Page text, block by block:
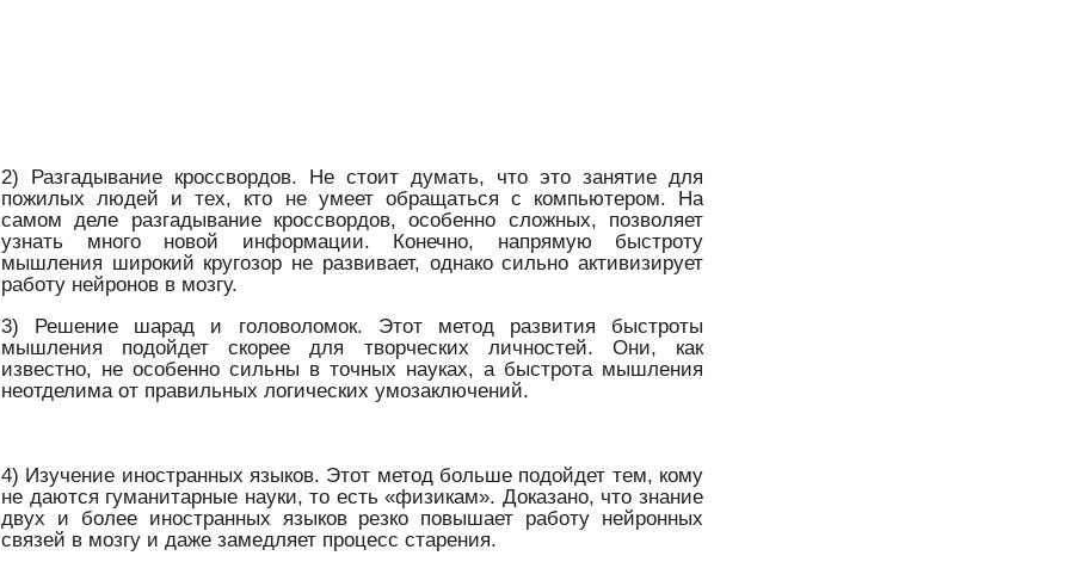
2) Разгадывание кроссвордов. Не стоит думать, что это занятие для
пожилых людей и тех, кто не умеет обращаться с компьютером. На
самом деле разгадывание кроссвордов, особенно сложных, позволяет
узнать много новой информации. Конечно, напрямую быстроту
мышления широкий кругозор не развивает, однако сильно активизирует
работу нейронов в мозгу.
3) Решение шарад и головоломок. Этот метод развития быстроты
мышления подойдет скорее для творческих личностей. Они, как
известно, не особенно сильны в точных науках, а быстрота мышления
неотделима от правильных логических умозаключений.
4) Изучение иностранных языков. Этот метод больше подойдет тем, кому
не даются гуманитарные науки, то есть «физикам». Доказано, что знание
двух и более иностранных языков резко повышает работу нейронных
связей в мозгу и даже замедляет процесс старения.